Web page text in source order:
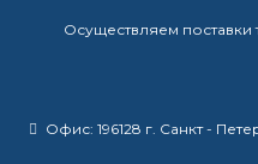
Какая краска не
нужен совет по
Осуществляем
Офис: 196128 г. Санкт -